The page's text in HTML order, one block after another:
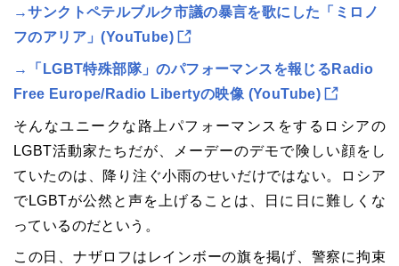
→サンクトペテルブルク市議の暴言を歌にした「ミロノ
フのアリア」(YouTube)
→「LGBT特殊部隊」のパフォーマンスを報じるRadio
Free Europe/Radio Libertyの映像 (YouTube)
そんなユニークな路上パフォーマンスをするロシアの
LGBT活動家たちだが、メーデーのデモで険しい顔をし
ていたのは、降り注ぐ小雨のせいだけではない。ロシア
でLGBTが公然と声を上げることは、日に日に難しくな
っているのだという。
この日、ナザロフはレインボーの旗を掲げ、警察に拘束